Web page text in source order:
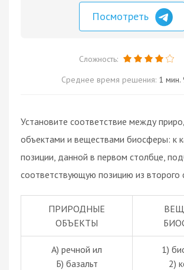
Посмотреть
Сложность:
Среднее время решения: 1 мин.
Установите соответствие между
объектами и веществами биосферы: к
позиции, данной в первом столбце,
соответствующую позицию из второго
ПРИРОДНЫЕ
ОБЪЕКТЫ
А) речной ил
Б) базальт
1)
2)